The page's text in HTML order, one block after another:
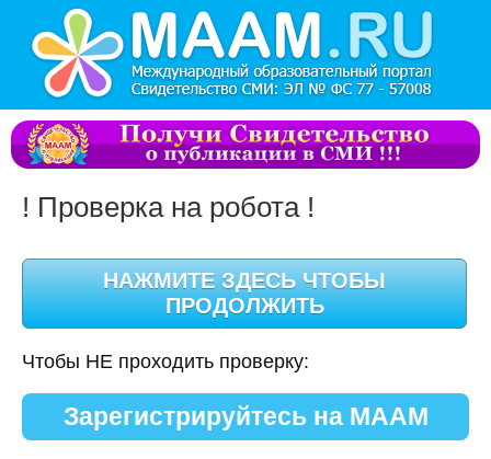
! Проверка на робота !
Чтобы НЕ проходить проверку:
Зарегистрируйтесь на МААМ